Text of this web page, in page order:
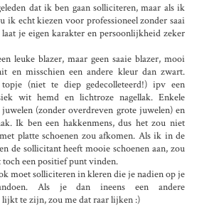
dat ik ben gaan solliciteren, maar als ik
ik echt kiezen voor professioneel zonder saai
je eigen karakter en persoonlijkheid zeker
leuke blazer, maar geen saaie blazer, mooi
en misschien een andere kleur dan zwart.
(niet te diep gedecolleteerd!) ipv een
wit hemd en lichtroze nagellak. Enkele
(zonder overdreven grote juwelen) en
Ik ben een hakkenmens, dus het zou niet
platte schoenen zou afkomen. Als ik in de
de sollicitant heeft mooie schoenen aan, zou
een positief punt vinden.
moet solliciteren in kleren die je nadien op je
Als je dan ineens een andere
te zijn, zou me dat raar lijken :)